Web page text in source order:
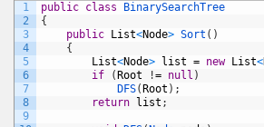
1
2
3
4
5
6
7
8
9
public class
BinarySearchTree
{
public
List<Node> Sort ( )
{
List<Node> list = new List<
if
( Root != null )
DFS( Root ) ;
return
list ;